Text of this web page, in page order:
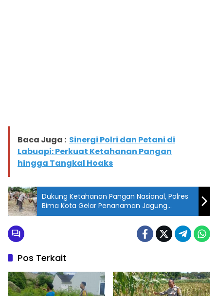
Baca Juga : Sinergi Polri dan Petani di
Labuapi: Perkuat Ketahanan Pangan
hingga Tangkal Hoaks
Dukung Ketahanan Pangan Nasional, Polres
Bima Kota Gelar Penanaman Jagung
Serentak 1 Juta Hektar
Pos Terkait